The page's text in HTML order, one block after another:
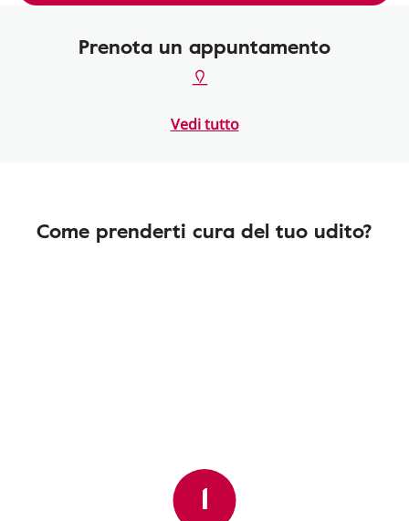
Prenota un appuntamento
Vedi tutto
Come prenderti cura del tuo udito?
1